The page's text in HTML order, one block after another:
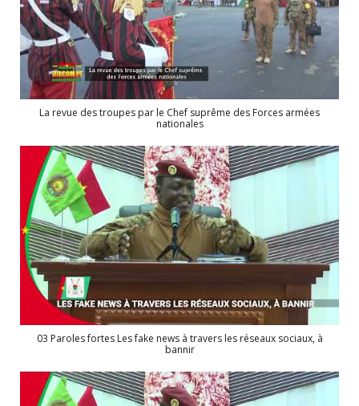
La revue des troupes par le Chef suprême des Forces armées
nationales
03 Paroles fortes Les fake news à travers les réseaux sociaux, à
bannir